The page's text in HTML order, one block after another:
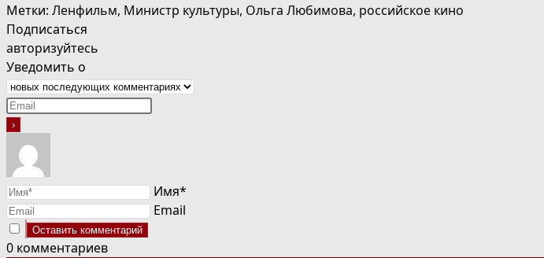
Метки: Ленфильм, Министр культуры, Ольга Любимова, российское кино
Подписаться
авторизуйтесь
Уведомить о
Имя*
Email
0 комментариев